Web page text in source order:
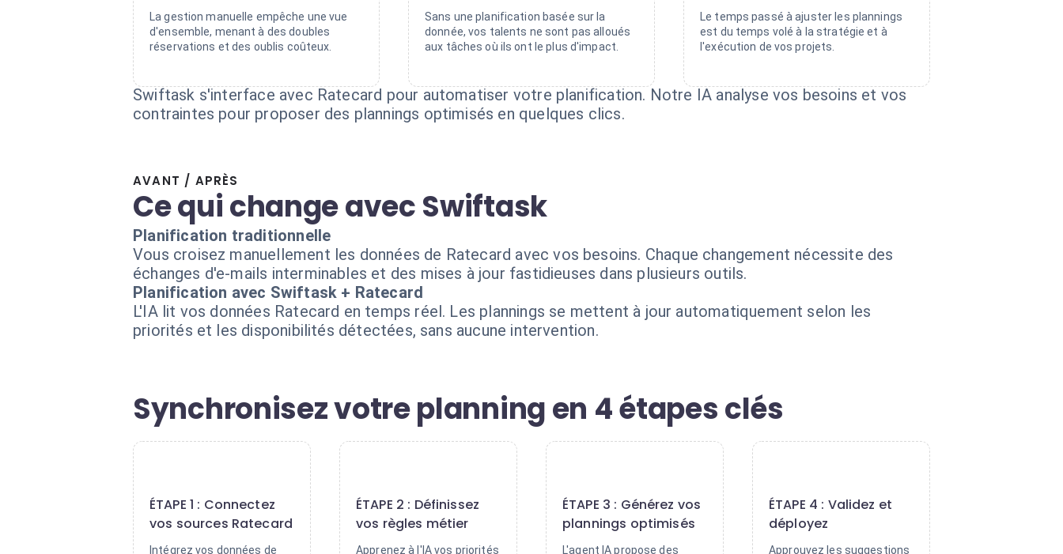
La gestion manuelle empêche une vue
d'ensemble, menant à des doubles
réservations et des oublis coûteux.
Sans une planification basée sur la
donnée, vos talents ne sont pas alloués
aux tâches où ils ont le plus d'impact.
Le temps passé à ajuster les plannings
est du temps volé à la stratégie et à
l'exécution de vos projets.
Swiftask s'interface avec Ratecard pour automatiser votre planification. Notre IA analyse vos besoins et vos
contraintes pour proposer des plannings optimisés en quelques clics.
AVANT / APRÈS
Ce qui change avec Swiftask
Planification traditionnelle
Vous croisez manuellement les données de Ratecard avec vos besoins. Chaque changement nécessite des
échanges d'e-mails interminables et des mises à jour fastidieuses dans plusieurs outils.
Planification avec Swiftask + Ratecard
L'IA lit vos données Ratecard en temps réel. Les plannings se mettent à jour automatiquement selon les
priorités et les disponibilités détectées, sans aucune intervention.
Synchronisez votre planning en 4 étapes clés
ÉTAPE 1 : Connectez
vos sources Ratecard
Intégrez vos données de
ÉTAPE 2 : Définissez
vos règles métier
Apprenez à l'IA vos priorités
ÉTAPE 3 : Générez vos
plannings optimisés
L'agent IA propose des
ÉTAPE 4 : Validez et
déployez
Approuvez les suggestions